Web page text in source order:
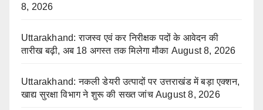
8, 2026
Uttarakhand: राजस्व एवं कर निरीक्षक पदों के आवेदन की
तारीख बढ़ी, अब 18 अगस्त तक मिलेगा मौका August 8, 2026
Uttarakhand: नकली डेयरी उत्पादों पर उत्तराखंड में बड़ा एक्शन,
खाद्य सुरक्षा विभाग ने शुरू की सख्त जांच August 8, 2026